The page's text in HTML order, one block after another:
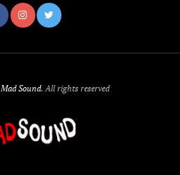
Mad Sound. All rights reserved